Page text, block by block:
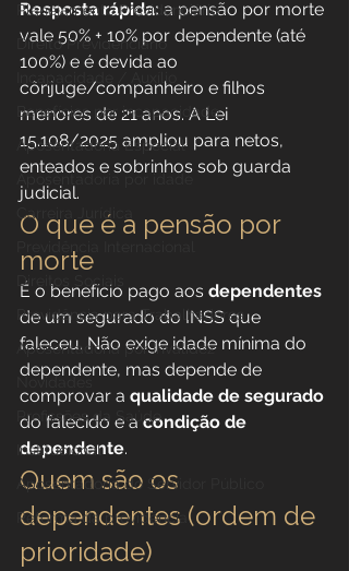
Planejamento Previdenciário
Direito Previdenciário
Incapacidade / Auxílio
Benefícios por incapacidade
Aposentadoria Especial
Aposentadoria por idade
Carreira Jurídica
Direitos Sociais
Previdência para Trabalhadores
Aposentadoria por Invalidez
Novidades
Profissões da Saúde
Institucional
Aposentadoria do Servidor Público
Reforma da previdência
Resposta rápida: a pensão por morte
vale 50% + 10% por dependente (até
100%) e é devida ao
cônjuge/companheiro e filhos
menores de 21 anos. A Lei
15.108/2025 ampliou para netos,
enteados e sobrinhos sob guarda
judicial.
O que é a pensão por
morte
É o benefício pago aos dependentes
de um segurado do INSS que
faleceu. Não exige idade mínima do
dependente, mas depende de
comprovar a qualidade de segurado
do falecido e a condição de
dependente.
Quem são os
dependentes (ordem de
prioridade)